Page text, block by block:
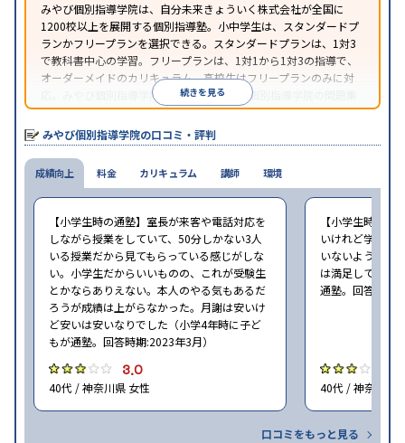
みやび個別指導学院は、自分未来きょういく株式会社が全国に
1200校以上を展開する個別指導塾。小中学生は、スタンダードプ
ランかフリープランを選択できる。スタンダードプランは、1対3
で教科書中心の学習。フリープランは、1対1から1対3の指導で、
オーダーメイドのカリキュラム。高校生はフリープランのみに対
応。みやび個別指導学院では、系列のITTO個別指導学院の問題集
の購入や模試を受験できる。
続きを見る
みやび個別指導学院の口コミ・評判
成績向上
【小学生時の通塾】室長が来客や電話対応を
しながら授業をしていて、50分しかない3人
いる授業だから見てもらっている感じがしな
い。小学生だからいいものの、これが受験生
とかならありえない。本人のやる気もあるだ
ろうが成績は上がらなかった。月謝は安いけ
ど安いは安いなりでした（小学4年時に子ど
もが通塾。回答時期:2023年3月）
3.0
40代 / 神奈川県 女性
【小学生時の通
いけれど学校の
いないような部
は満足していま
通塾。回答時期
40代 / 神奈川県
口コミをもっと見る
料金 カリキュラム 講師 環境